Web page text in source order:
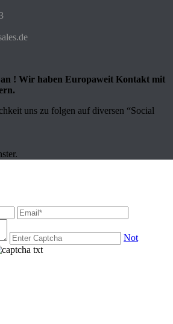
an ! Wir haben Europaweit Kontakt mit
uns zu folgen auf diversen “Social
Not